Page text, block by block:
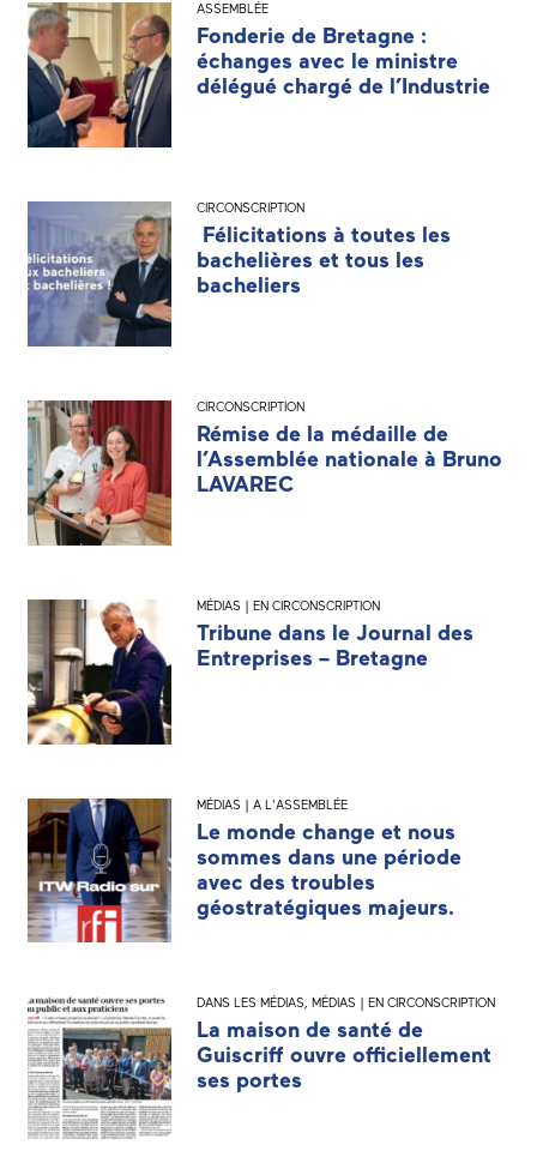
ASSEMBLÉE
Fonderie de Bretagne :
échanges avec le ministre
délégué chargé de l’Industrie
CIRCONSCRIPTION
Félicitations à toutes les
bachelières et tous les
bacheliers
CIRCONSCRIPTION
Rémise de la médaille de
l’Assemblée nationale à Bruno
LAVAREC
MÉDIAS | EN CIRCONSCRIPTION
Tribune dans le Journal des
Entreprises – Bretagne
MÉDIAS | A L'ASSEMBLÉE
Le monde change et nous
sommes dans une période
avec des troubles
géostratégiques majeurs.
DANS LES MÉDIAS, MÉDIAS | EN CIRCONSCRIPTION
La maison de santé de
Guiscriff ouvre officiellement
ses portes